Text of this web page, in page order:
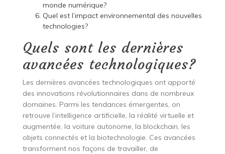
monde numérique?
Quel est l’impact environnemental des nouvelles
technologies?
Quels sont les dernières
avancées technologiques?
Les dernières avancées technologiques ont apporté
des innovations révolutionnaires dans de nombreux
domaines. Parmi les tendances émergentes, on
retrouve l’intelligence artificielle, la réalité virtuelle et
augmentée, la voiture autonome, la blockchain, les
objets connectés et la biotechnologie. Ces avancées
transforment nos façons de travailler, de